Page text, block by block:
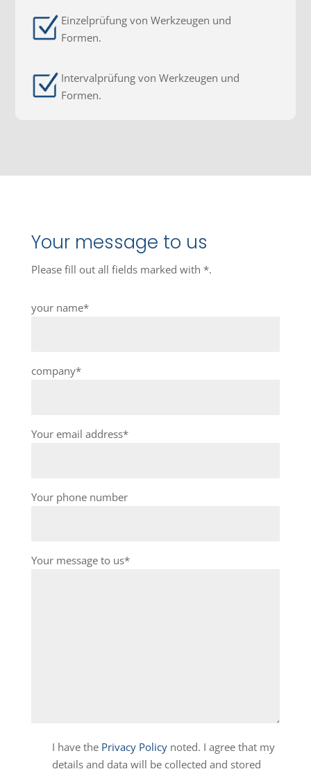
Einzelprüfung von Werkzeugen und
Formen.
Intervalprüfung von Werkzeugen und
Formen.
Your message to us
Please fill out all fields marked with *.
your name*
company*
Your email address*
Your phone number
Your message to us*
I have the Privacy Policynoted. I agree that my
details and data will be collected and stored